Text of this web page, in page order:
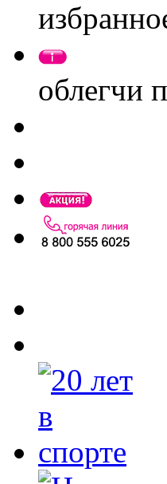
облегчи